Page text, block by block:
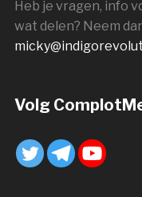
Heb je vragen, info
wat delen? Neem
Volg